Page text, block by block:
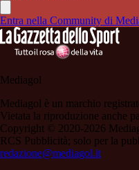
Entra nella Community di
Mediagol
Mediagol è un marchio
Vietata la riproduzione anche
Copyright © 2020-2026
RCS Pubblicità; solo per la
redazione@mediagol.it